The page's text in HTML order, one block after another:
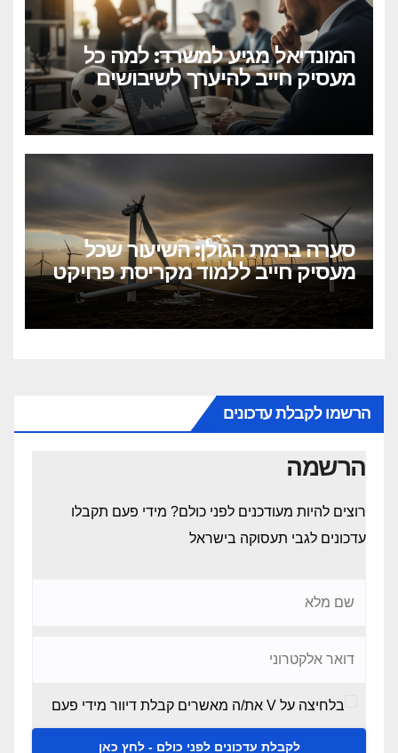
המונדיאל מגיע למשרד: למה כל
מעסיק חייב להיערך לשיבושים
הקרובים
סערה ברמת הגולן: השיעור שכל
מעסיק חייב ללמוד מקריסת פרויקט
הטורבינות
הרשמו לקבלת עדכונים
הרשמה
רוצים להיות מעודכנים לפני כולם? מידי פעם תקבלו
עדכונים לגבי תעסוקה בישראל
בלחיצה על V את/ה מאשרים קבלת דיוור מידי פעם